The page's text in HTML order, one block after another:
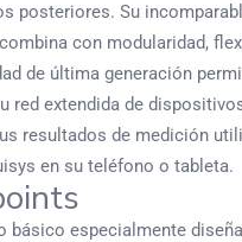
posteriores. Su
con modularidad,
de última generación
red extendida de
resultados de medición
en su teléfono o tableta.
básico especialmente